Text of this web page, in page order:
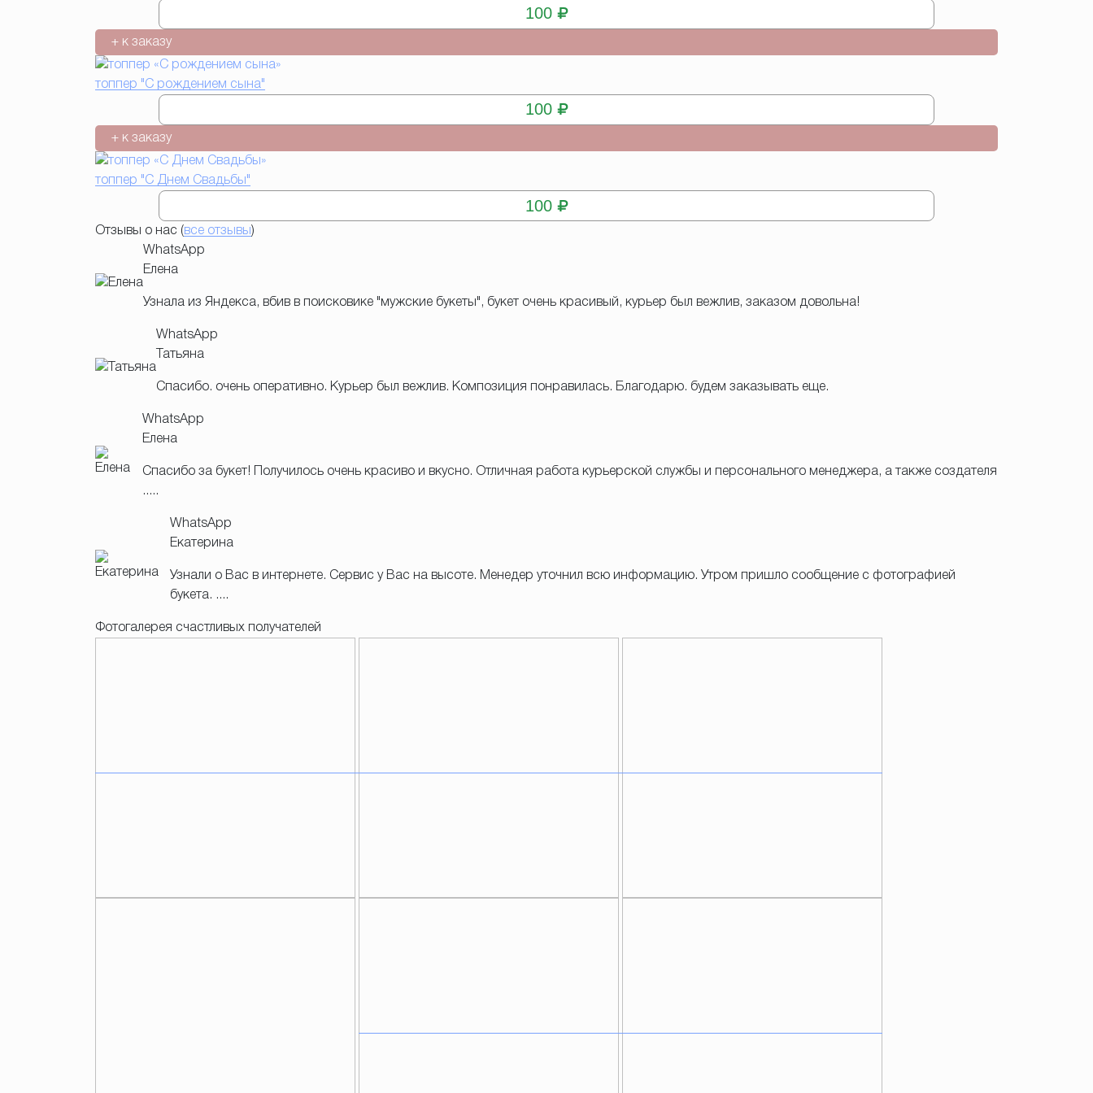
100
+ к заказу
топпер "С рождением сына"
100
+ к заказу
топпер "С Днем Свадьбы"
100
Отзывы о нас ( все отзывы )
WhatsApp
Елена
Узнала из Яндекса, вбив в поисковике "мужские букеты", букет очень красивый, курьер был вежлив, заказом довольна!
WhatsApp
Татьяна
Спасибо. очень оперативно. Курьер был вежлив. Композиция понравилась. Благодарю. будем заказывать еще.
WhatsApp
Елена
Спасибо за букет! Получилось очень красиво и вкусно. Отличная работа курьерской службы и персонального менеджера, а также создателя
.....
WhatsApp
Екатерина
Узнали о Вас в интернете. Сервис у Вас на высоте. Менедер уточнил всю информацию. Утром пришло сообщение с фотографией
букета. ....
Фотогалерея счастливых получателей